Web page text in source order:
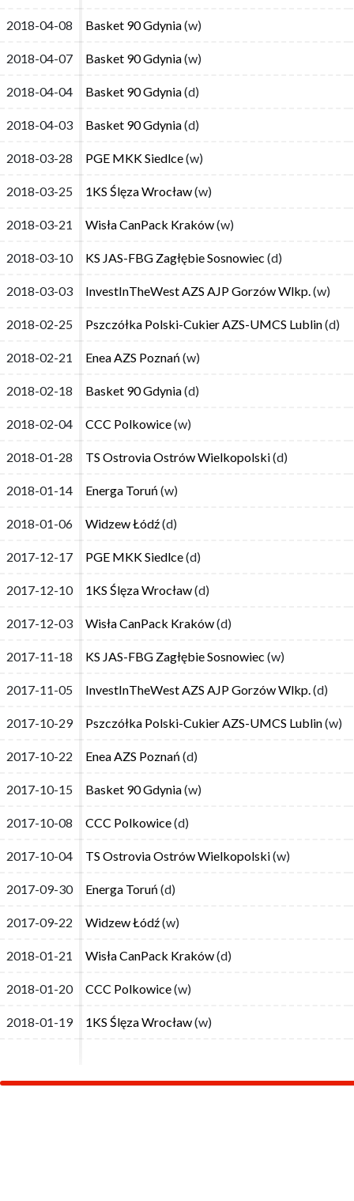
2018-04-08 Basket 90 Gdynia(w)
2018-04-07 Basket 90 Gdynia(w)
2018-04-04 Basket 90 Gdynia(d)
2018-04-03 Basket 90 Gdynia(d)
2018-03-28 PGE MKK Siedlce(w)
2018-03-25 1KS Ślęza Wrocław(w)
2018-03-21 Wisła CanPack Kraków(w)
2018-03-10 KS JAS-FBG Zagłębie Sosnowiec (d)
2018-03-03 InvestInTheWest AZS AJP Gorzów Wlkp.(w)
2018-02-25 Pszczółka Polski-Cukier AZS-UMCS Lublin(d)
2018-02-21 Enea AZS Poznań (w)
2018-02-18 Basket 90 Gdynia(d)
2018-02-04 CCC Polkowice(w)
2018-01-28 TS Ostrovia Ostrów Wielkopolski(d)
2018-01-14 Energa Toruń (w)
2018-01-06 Widzew Łódź(d)
2017-12-17 PGE MKK Siedlce(d)
2017-12-10 1KS Ślęza Wrocław(d)
2017-12-03 Wisła CanPack Kraków(d)
2017-11-18 KS JAS-FBG Zagłębie Sosnowiec (w)
2017-11-05 InvestInTheWest AZS AJP Gorzów Wlkp.(d)
2017-10-29 Pszczółka Polski-Cukier AZS-UMCS Lublin(w)
2017-10-22 Enea AZS Poznań (d)
2017-10-15 Basket 90 Gdynia(w)
2017-10-08 CCC Polkowice(d)
2017-10-04 TS Ostrovia Ostrów Wielkopolski(w)
2017-09-30 Energa Toruń (d)
2017-09-22 Widzew Łódź(w)
2018-01-21 Wisła CanPack Kraków(d)
2018-01-20 CCC Polkowice(w)
2018-01-19 1KS Ślęza Wrocław(w)
2018-04-08 Basket 90 Gdynia(w)
2018-04-07 Basket 90 Gdynia(w)
2018-04-04 Basket 90 Gdynia(d)
2018-04-03 Basket 90 Gdynia(d)
2018-03-28 PGE MKK Siedlce(w)
2018-03-25 1KS Ślęza Wrocław(w)
2018-03-21 Wisła CanPack Kraków(w)
2018-03-10 KS JAS-FBG Zagłębie Sosnowiec (d)
2018-03-03 InvestInTheWest AZS AJP Gorzów Wlkp.(w)
2018-02-25 Pszczółka Polski-Cukier AZS-UMCS Lublin(d)
2018-02-21 Enea AZS Poznań (w)
2018-02-18 Basket 90 Gdynia(d)
2018-02-04 CCC Polkowice(w)
2018-01-28 TS Ostrovia Ostrów Wielkopolski(d)
2018-01-14 Energa Toruń (w)
2018-01-06 Widzew Łódź(d)
2017-12-17 PGE MKK Siedlce(d)
2017-12-10 1KS Ślęza Wrocław(d)
2017-12-03 Wisła CanPack Kraków(d)
2017-11-18 KS JAS-FBG Zagłębie Sosnowiec (w)
2017-11-05 InvestInTheWest AZS AJP Gorzów Wlkp.(d)
2017-10-29 Pszczółka Polski-Cukier AZS-UMCS Lublin(w)
2017-10-22 Enea AZS Poznań (d)
2017-10-15 Basket 90 Gdynia(w)
2017-10-08 CCC Polkowice(d)
2017-10-04 TS Ostrovia Ostrów Wielkopolski(w)
2017-09-30 Energa Toruń (d)
2017-09-22 Widzew Łódź(w)
2018-01-21 Wisła CanPack Kraków(d)
2018-01-20 CCC Polkowice(w)
2018-01-19 1KS Ślęza Wrocław(w)